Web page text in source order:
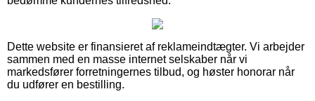
Dette website er finansieret af reklameindtægter. Vi arbejder
sammen med en masse internet selskaber når vi
markedsfører forretningernes tilbud, og høster honorar når
du udfører en bestilling.